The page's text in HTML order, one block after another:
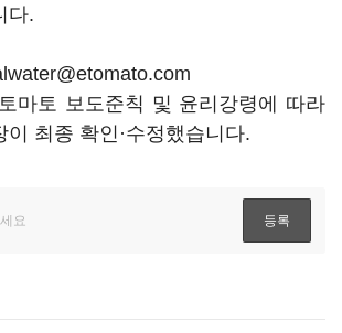
다.
마토 보도준칙 및 윤리강령에 따라
이 최종 확인·수정했습니다.